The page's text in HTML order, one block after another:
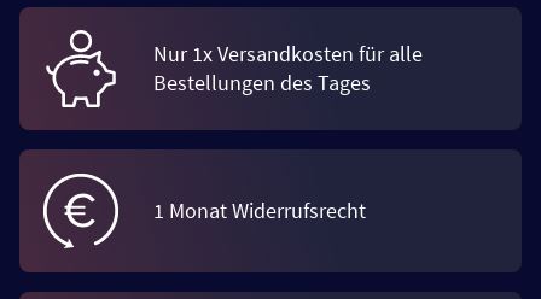
Nur 1x Versandkosten für alle
Bestellungen des Tages
1 Monat Widerrufsrecht